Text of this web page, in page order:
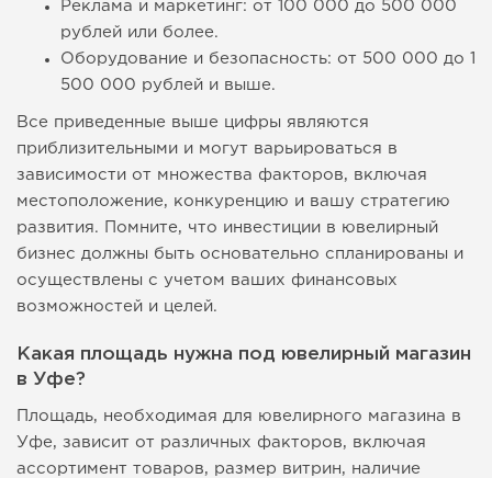
Реклама и маркетинг: от 100 000 до 500 000
рублей или более.
Оборудование и безопасность: от 500 000 до 1
500 000 рублей и выше.
Все приведенные выше цифры являются
приблизительными и могут варьироваться в
зависимости от множества факторов, включая
местоположение, конкуренцию и вашу стратегию
развития. Помните, что инвестиции в ювелирный
бизнес должны быть основательно спланированы и
осуществлены с учетом ваших финансовых
возможностей и целей.
Какая площадь нужна под ювелирный магазин
в Уфе?
Площадь, необходимая для ювелирного магазина в
Уфе, зависит от различных факторов, включая
ассортимент товаров, размер витрин, наличие